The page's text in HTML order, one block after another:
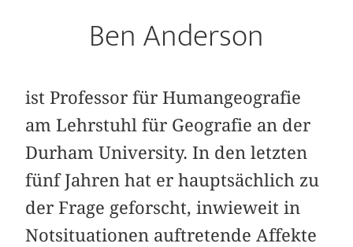
Ben Anderson
ist Professor für Humangeografie
am Lehrstuhl für Geografie an der
Durham University. In den letzten
fünf Jahren hat er hauptsächlich zu
der Frage geforscht, inwieweit in
Notsituationen auftretende Affekte